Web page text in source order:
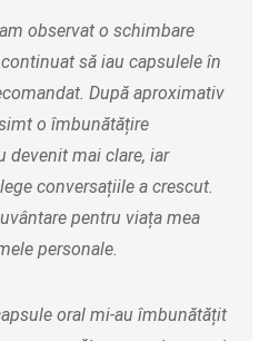
observat o schimbare
să iau capsulele în
După aproximativ
o îmbunătățire
devenit mai clare, iar
conversațiile a crescut.
pentru viața mea
personale.
oral mi-au îmbunătățit